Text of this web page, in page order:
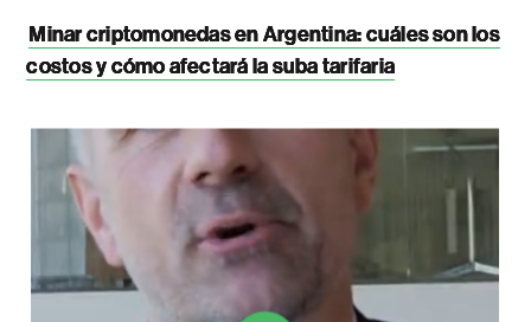
Minar criptomonedas en Argentina: cuáles son los
costos y cómo afectará la suba tarifaria